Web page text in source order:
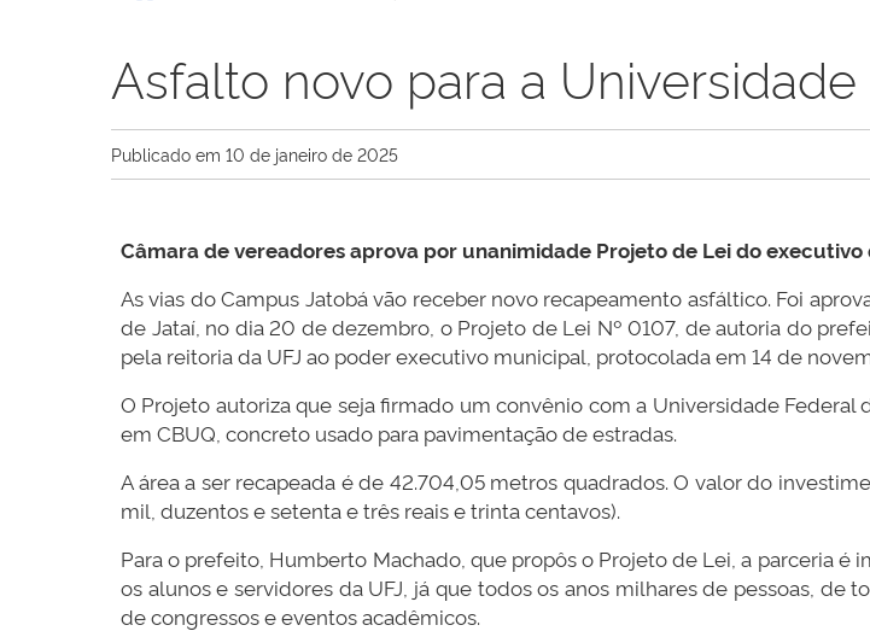
Asfalto novo para a Universidade
Publicado em 10 de janeiro de 2025
Câmara de vereadores aprova por unanimidade Projeto de Lei do
As vias do Campus Jatobá vão receber novo recapeamento asfáltico. Foi
de Jataí, no dia 20 de dezembro, o Projeto de Lei Nº 0107, de autoria do
pela reitoria da UFJ ao poder executivo municipal, protocolada em 14 de
O Projeto autoriza que seja firmado um convênio com a Universidade Federal
em CBUQ, concreto usado para pavimentação de estradas.
A área a ser recapeada é de 42.704,05 metros quadrados. O valor do
mil, duzentos e setenta e três reais e trinta centavos).
Para o prefeito, Humberto Machado, que propôs o Projeto de Lei, a parceria
os alunos e servidores da UFJ, já que todos os anos milhares de pessoas, de
de congressos e eventos acadêmicos.